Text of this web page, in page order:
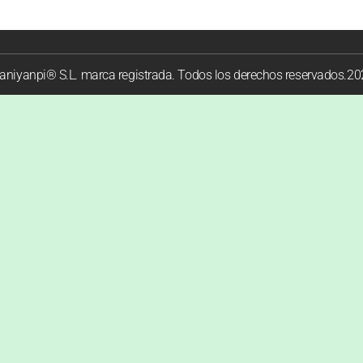
S.L. marca registrada. Todos los derechos